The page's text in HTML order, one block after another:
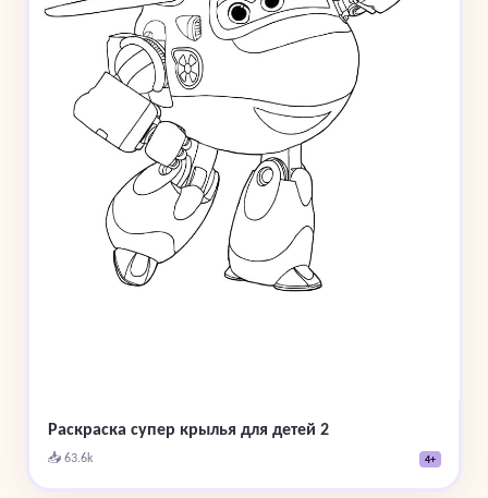
Раскраска супер крылья для детей 2
📥 63.6k 4+